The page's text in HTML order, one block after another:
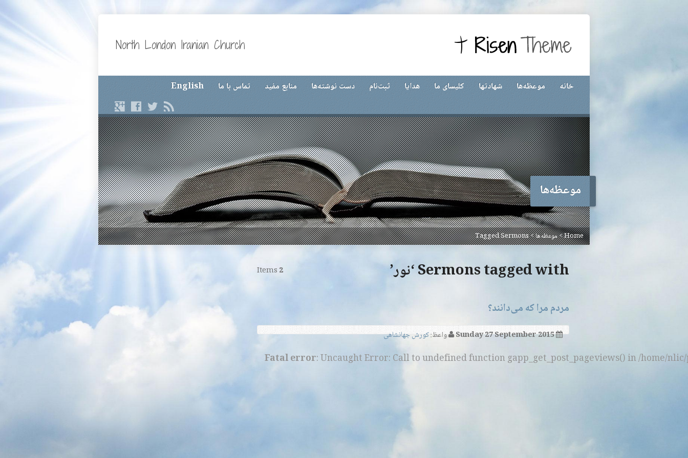
North London Iranian Church
خانه موعظه‌ها شهادتها کلیسای ما هدایا ثبت‌نام دست نوشته‌ها منابع مفید تماس با ما English
موعظه‌ها
Home
>موعظه‌ها>
Tagged Sermons
Sermons tagged with ‘نور’ 2
مردم مرا که می‌دانند؟
Sunday 27 September 2015 واعظ:کورش جهانشاهی
Fatal error: Uncaught Error: Call to undefined function gapp_get_post_pageviews() in /